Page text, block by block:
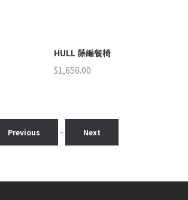
HULL 藤編餐椅
$1,650.00
Previous - Next